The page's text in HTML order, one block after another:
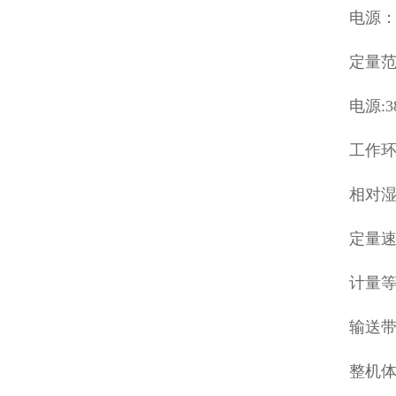
电源
定量
电源
工作
相对
定量
计量
输送
整机